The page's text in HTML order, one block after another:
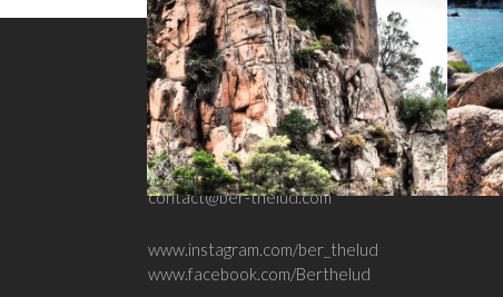
CONTACT
Ludovic Berthe
contact@ber-thelud.com
www.instagram.com/ber_thelud
www.facebook.com/Berthelud